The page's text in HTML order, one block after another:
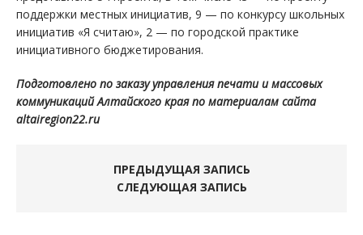
поддержки местных инициатив, 9 — по конкурсу школьных
инициатив «Я считаю», 2 — по городской практике
инициативного бюджетирования.
Подготовлено по заказу управления печати и массовых
коммуникаций Алтайского края по материалам сайта
altairegion22.ru
ПРЕДЫДУЩАЯ ЗАПИСЬ
СЛЕДУЮЩАЯ ЗАПИСЬ